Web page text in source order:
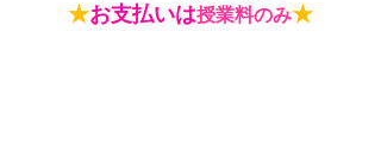
★お支払いは授業料のみ★